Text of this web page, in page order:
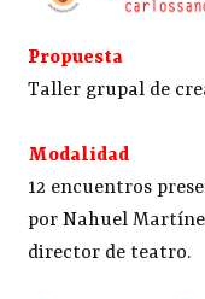
Propuesta
Taller grupal de
Modalidad
12 encuentros
por Nahuel
director de teatro.